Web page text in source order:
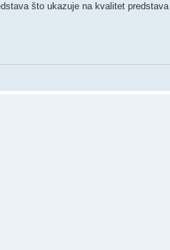
što ukazuje na kvalitet